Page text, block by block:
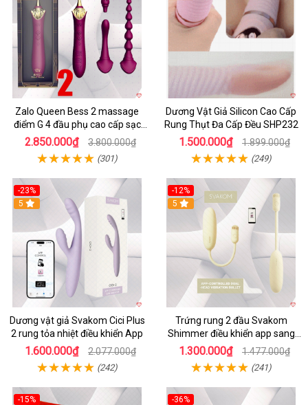
Zalo Queen Bess 2 massage
điểm G 4 đầu phụ cao cấp sạc
tiện lợi
2.850.000₫ 3.800.000₫
(301)
Dương Vật Giả Silicon Cao Cấp
Rung Thụt Đa Cấp Đều SHP232
1.500.000₫ 1.899.000₫
(249)
-23%
5
Dương vật giả Svakom Cici Plus
2 rung tỏa nhiệt điều khiển App
1.600.000₫ 2.077.000₫
(242)
-12%
5
Trứng rung 2 đầu Svakom
Shimmer điều khiển app sang
trọng chất lượng
1.300.000₫ 1.477.000₫
(241)
-15%
-36%